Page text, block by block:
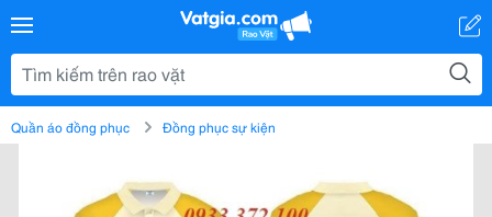
Quần áo đồng phục Đồng phục sự kiện